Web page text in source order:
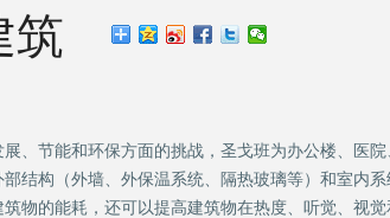
筑
展、节能和环保方面的挑战，圣戈班为办公楼、医
结构（外墙、外保温系统、隔热玻璃等）和室内
物的能耗，还可以提高建筑物在热度、听觉、视